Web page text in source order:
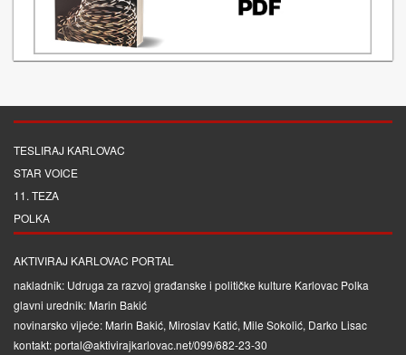
TESLIRAJ KARLOVAC
STAR VOICE
11. TEZA
POLKA
AKTIVIRAJ KARLOVAC PORTAL
nakladnik: Udruga za razvoj građanske i političke kulture Karlovac Polka
glavni urednik: Marin Bakić
novinarsko vijeće: Marin Bakić, Miroslav Katić, Mile Sokolić, Darko Lisac
kontakt: portal@aktivirajkarlovac.net/099/682-23-30